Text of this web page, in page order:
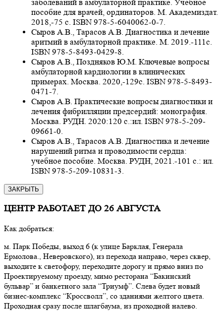
заболеваний в амбулаторной практике. Учебное
пособие для врачей, ординаторов. М. Академиздат.
2018,-75 с. ISBN 978-5-6040062-0-7.
Сыров А.В., Тарасов А.В. Диагностика и лечение
аритмий в амбулаторной практике. М. 2019.-111с.
ISBN 978-5-8493-0429-8.
Сыров А.В., Поздняков Ю.М. Ключевые вопросы
амбулаторной кардиологии в клинических
примерах. Москва. 2020,-129с. ISBN 978-5-8493-
0471-7.
Сыров А.В. Практические вопросы диагностики и
лечения фибрилляции предсердий: монография.
Москва. РУДН. 2020:120 с.:ил. ISBN 978-5-209-
09661-0.
Сыров А.В., Тарасов А.В. Диагностика и лечение
нарушений ритма и проводимости сердца:
учебное пособие. Москва. РУДН, 2021.-101 с.: ил.
ISBN 978-5-209-10831-3.
ЗАКРЫТЬ
ЦЕНТР РАБОТАЕТ ДО 26 АВГУСТА
Как добраться:
м. Парк Победы, выход 6 (к улице Барклая, Генерала
Ермолова., Неверовского), из перехода направо, через сквер,
выходите к светофору, переходите дорогу и прямо вниз по
Проектируемому проезду, мимо ресторана “Бакинский
бульвар” и банкетного зала “Триумф”. Слева будет новый
бизнес-комплекс “Кроссволл”, со зданиями желтого цвета.
Проходная сразу после шлагбаума, из проходной налево.